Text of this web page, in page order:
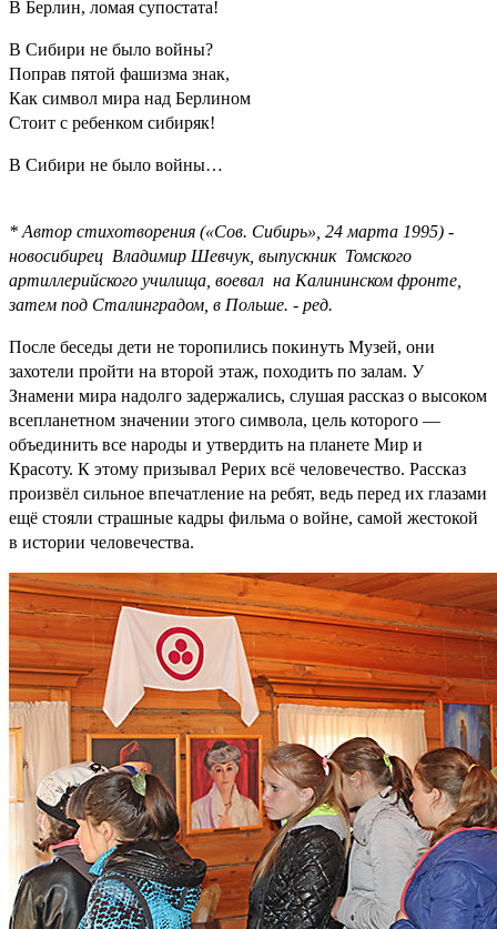
В Берлин, ломая супостата!
В Сибири не было войны?
Поправ пятой фашизма знак,
Как символ мира над Берлином
Стоит с ребенком сибиряк!
В Сибири не было войны…
* Автор стихотворения («Сов. Сибирь», 24 марта 1995) -
новосибирец Владимир Шевчук, выпускник Томского
артиллерийского училища, воевал на Калининском фронте,
затем под Сталинградом, в Польше. - ред.
После беседы дети не торопились покинуть Музей, они
захотели пройти на второй этаж, походить по залам. У
Знамени мира надолго задержались, слушая рассказ о высоком
всепланетном значении этого символа, цель которого —
объединить все народы и утвердить на планете Мир и
Красоту. К этому призывал Рерих всё человечество. Рассказ
произвёл сильное впечатление на ребят, ведь перед их глазами
ещё стояли страшные кадры фильма о войне, самой жестокой
в истории человечества.